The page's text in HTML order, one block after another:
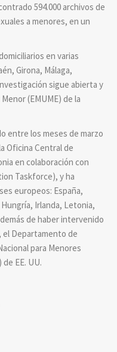
594.000 archivos de
a menores, en un
en varias
Girona, Málaga,
sigue abierta y
(EMUME) de la
entre los meses de marzo
Oficina Central de
en colaboración con
Taskforce), y ha
europeos: España,
Irlanda, Letonia,
de haber intervenido
el Departamento de
para Menores
EE. UU.